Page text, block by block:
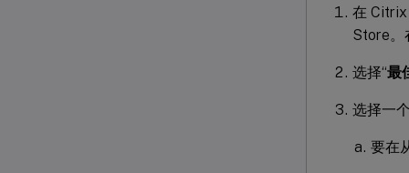
在 Citrix
Store。
选择“最
选择一
要在